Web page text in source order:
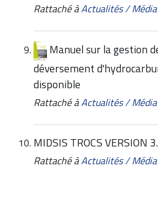
Rattaché àActualités / Média
Manuel sur la gestion
déversement
disponible
Rattaché àActualités / Média
MIDSIS TROCS VERSION
Rattaché àActualités / Média